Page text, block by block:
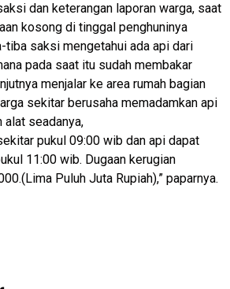
dan keterangan laporan warga, saat
kosong di tinggal penghuninya
tiba saksi mengetahui ada api dari
pada saat itu sudah membakar
menjalar ke area rumah bagian
sekitar berusaha memadamkan api
alat seadanya,
pukul 09:00 wib dan api dapat
11:00 wib. Dugaan kerugian
Puluh Juta Rupiah),” paparnya.